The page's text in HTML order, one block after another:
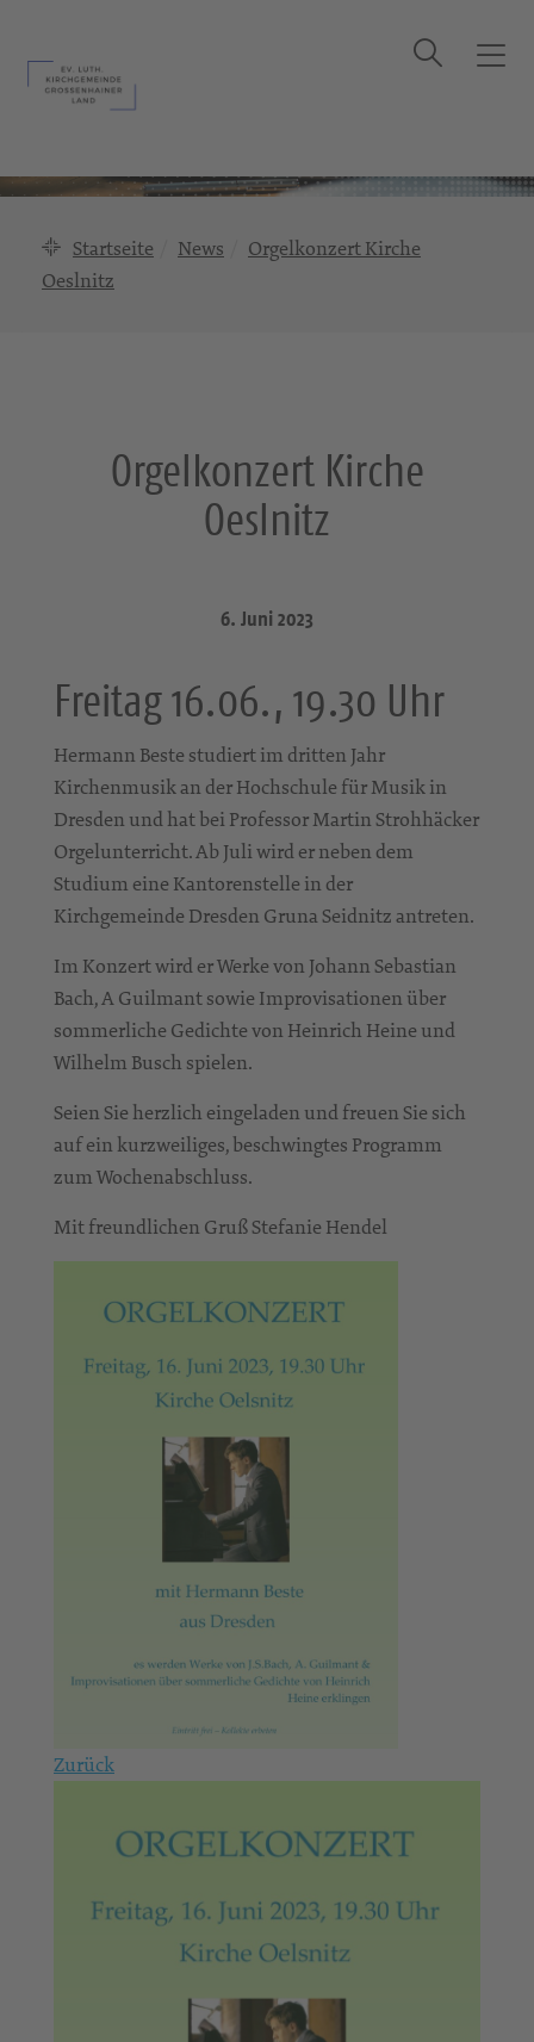
T
l
Suche
Startseite News
Orgelkonzert Kirche
Oeslnitz
Orgelkonzert Kirche
Oeslnitz
6. Juni 2023
Freitag 16.06., 19.30 Uhr
Hermann Beste studiert im dritten Jahr
Kirchenmusik an der Hochschule für Musik in
Dresden und hat bei Professor Martin Strohhäcker
Orgelunterricht. Ab Juli wird er neben dem
Studium eine Kantorenstelle in der
Kirchgemeinde Dresden Gruna Seidnitz antreten.
Im Konzert wird er Werke von Johann Sebastian
Bach, A Guilmant sowie Improvisationen über
sommerliche Gedichte von Heinrich Heine und
Wilhelm Busch spielen.
Seien Sie herzlich eingeladen und freuen Sie sich
auf ein kurzweiliges, beschwingtes Programm
zum Wochenabschluss.
Mit freundlichen Gruß Stefanie Hendel
Zurück